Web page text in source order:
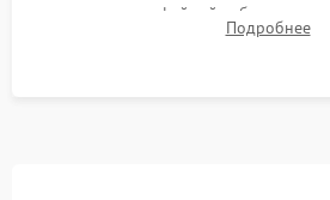
плотности кофейной таблетки,
качества молочной пены. Контроль
Подробнее